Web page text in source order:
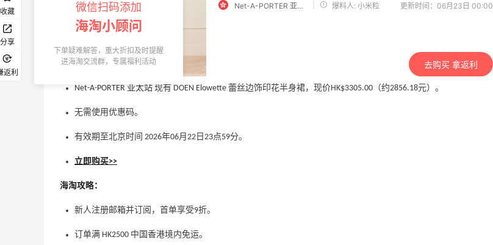
Net-A-PORTER 亚太站 爆料人: 小米粒 更新时间：06月23日 00:00
去购买 拿返利
Net-A-PORTER 亚太站 现有 DOEN Elowette 蕾丝边饰印花半身裙，现价HK$3305.00（约2856.18元）。
无需使用优惠码。
有效期至北京时间 2026年06月22日23点59分。
立即购买>>
海淘攻略：
新人注册邮箱并订阅，首单享受9折。
订单满 HK2500 中国香港境内免运。
收藏
分享
返利
微信扫码添加
海淘小顾问
下单疑难解答，重大折扣及时提醒
进海淘交流群，专属福利活动